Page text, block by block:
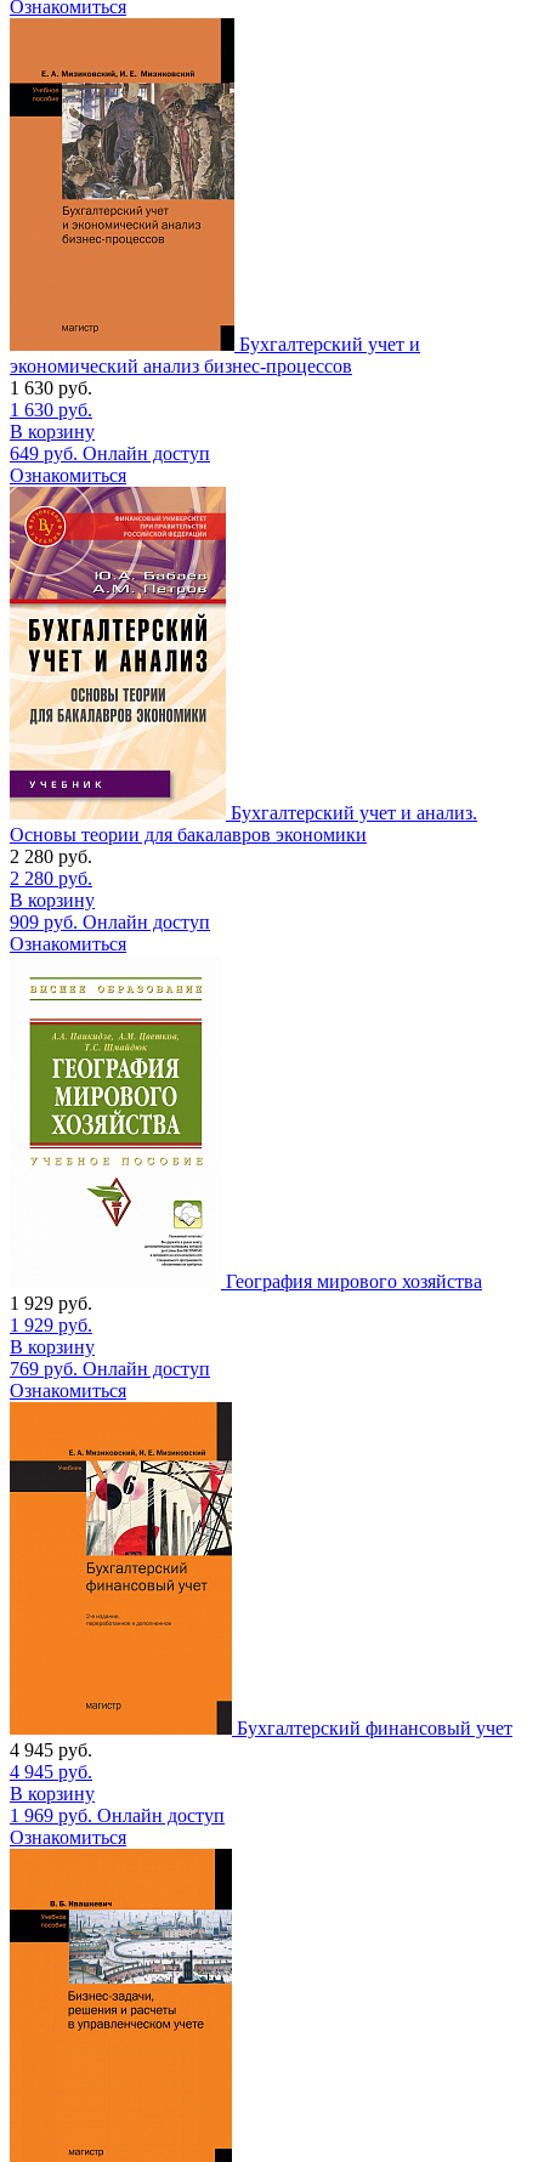
Ознакомиться
Бухгалтерский учет и
экономический анализ бизнес-процессов
1 630 руб.
1 630 руб.
В корзину
649 руб. Онлайн доступ
Ознакомиться
Бухгалтерский учет и анализ.
Основы теории для бакалавров экономики
2 280 руб.
2 280 руб.
В корзину
909 руб. Онлайн доступ
Ознакомиться
География мирового хозяйства
1 929 руб.
1 929 руб.
В корзину
769 руб. Онлайн доступ
Ознакомиться
Бухгалтерский финансовый учет
4 945 руб.
4 945 руб.
В корзину
1 969 руб. Онлайн доступ
Ознакомиться